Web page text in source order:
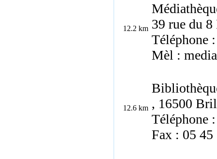
12.2 km 39 rue du
Téléphone
Mèl :
12.6 km , 16500
Téléphone
Fax : 05 45